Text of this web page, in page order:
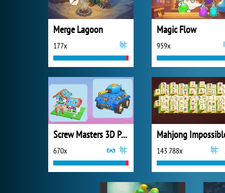
Merge Lagoon
177x
Magic Flow
959x
Screw Masters 3D Puzzle
670x
Mahjong
143 788x